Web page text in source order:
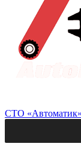
СТО «Автоматик»